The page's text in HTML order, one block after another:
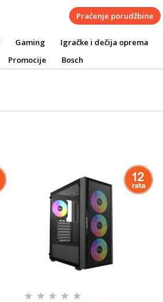
Praćenje porudžbine
Gaming Igračke i dečija oprema
Promocije Bosch